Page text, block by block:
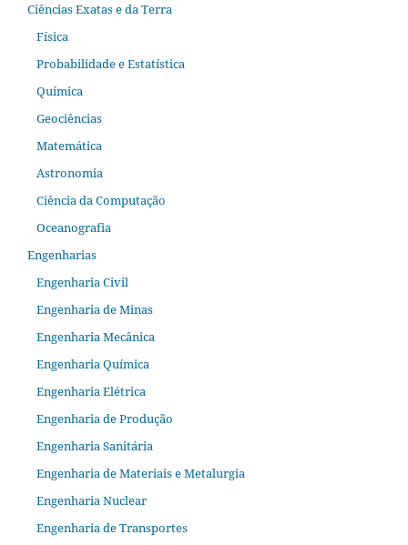
Ciências Exatas e da Terra
Física
Probabilidade e Estatística
Química
Geociências
Matemática
Astronomia
Ciência da Computação
Oceanografia
Engenharias
Engenharia Civil
Engenharia de Minas
Engenharia Mecânica
Engenharia Química
Engenharia Elétrica
Engenharia de Produção
Engenharia Sanitária
Engenharia de Materiais e Metalurgia
Engenharia Nuclear
Engenharia de Transportes